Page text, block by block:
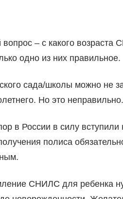
– с какого
одно из них правильное.
сада/школы можно не
Но это неправильно.
в России в силу
полиса
СНИЛС для ребенка